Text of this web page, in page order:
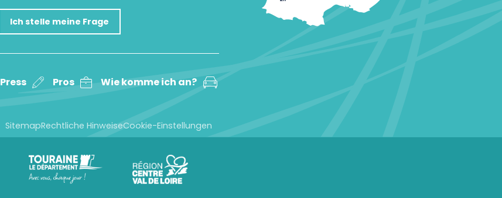
Ich stelle meine Frage
Press Pros Wie komme ich an?
SitemapRechtliche HinweiseCookie-Einstellungen